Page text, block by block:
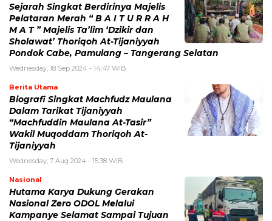
Sejarah Singkat Berdirinya Majelis
Pelataran Merah “ B A I T U R R A H
M A T ” Majelis Ta’lim ‘Dzikir dan
Sholawat’ Thoriqoh At-Tijaniyyah
Pondok Cabe, Pamulang – Tangerang Selatan
Wednesday, 18 Sep 2024 - 14:47 WIB
Berita Utama
Biografi Singkat Machfudz Maulana
Dalam Tarikat Tijaniyyah
“Machfuddin Maulana At-Tasir”
Wakil Muqoddam Thoriqoh At-
Tijaniyyah
Wednesday, 7 Aug 2024 - 15:38 WIB
Nasional
Hutama Karya Dukung Gerakan
Nasional Zero ODOL Melalui
Kampanye Selamat Sampai Tujuan